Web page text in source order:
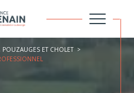
POUZAUGES ET CHOLET